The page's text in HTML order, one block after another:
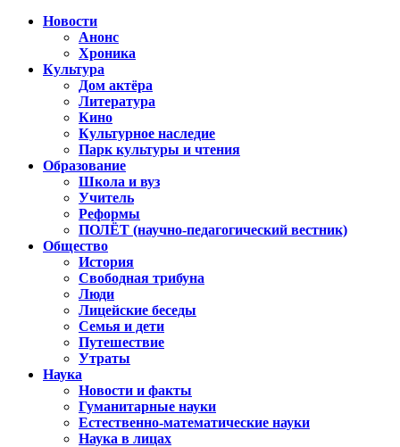
Новости
Анонс
Хроника
Культура
Дом актёра
Литература
Кино
Культурное наследие
Парк культуры и чтения
Образование
Школа и вуз
Учитель
Реформы
ПОЛЁТ (научно-педагогический вестник)
Общество
История
Свободная трибуна
Люди
Лицейские беседы
Семья и дети
Путешествие
Утраты
Наука
Новости и факты
Гуманитарные науки
Естественно-математические науки
Наука в лицах